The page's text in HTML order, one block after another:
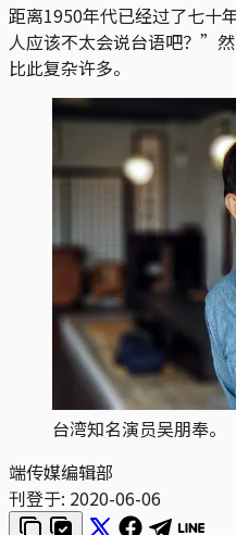
距离1950年代已经过了七十
人应该不太会说台语吧？”
比此复杂许多。
台湾知名演员吴朋奉。
端传媒编辑部
刊登于: 2020-06-06